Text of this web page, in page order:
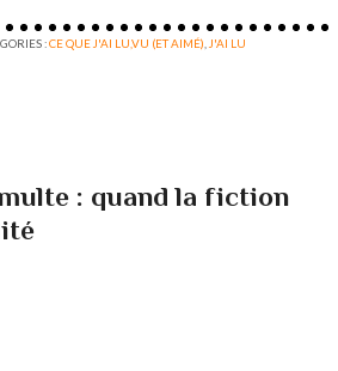
:CE QUE J'AI LU,VU (ET AIMÉ),J'AI LU
: quand la fiction